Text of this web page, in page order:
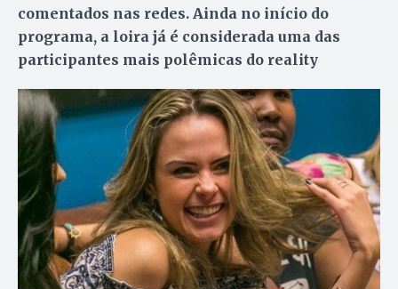
comentados nas redes. Ainda no início do
programa, a loira já é considerada uma das
participantes mais polêmicas do reality